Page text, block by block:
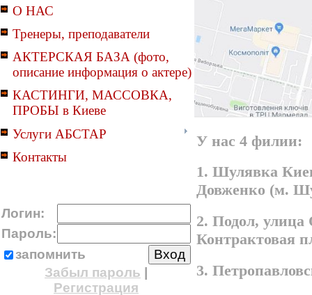
О НАС
Тренеры, преподаватели
АКТЕРСКАЯ БАЗА (фото,
описание информация о актере)
КАСТИНГИ, МАССОВКА,
ПРОБЫ в Киеве
Услуги АБСТАР
Контакты
Логин:
Пароль:
запомнить
Забыл пароль
Регистрация
У нас 4 филии:
1. Шулявка
Довженко (м.
2. Подол,
Контрактовая
3.